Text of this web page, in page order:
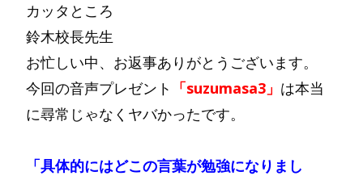
カッタところ
鈴木校長先生
お忙しい中、お返事ありがとうございます。
今回の音声プレゼント 「suzumasa3」 は本当
に尋常じゃなくヤバかったです。
「具体的にはどこの言葉が勉強になりまし